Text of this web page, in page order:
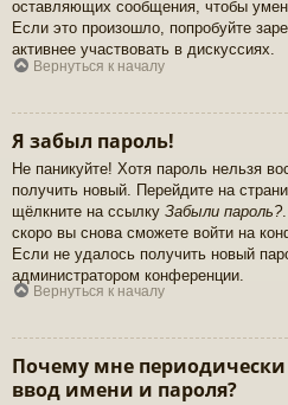
оставляющих сообщения, чтобы
Если это произошло, попробуйте
активнее участвовать в дискуссиях.
Вернуться к началу
Я забыл пароль!
Не паникуйте! Хотя пароль нельзя
получить новый. Перейдите на
щёлкните на ссылку Забыли пароль?
скоро вы снова сможете войти на
Если не удалось получить новый
администратором конференции.
Вернуться к началу
Почему мне периодически
ввод имени и пароля?